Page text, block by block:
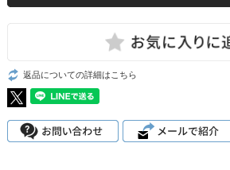
返品についての詳細はこちら